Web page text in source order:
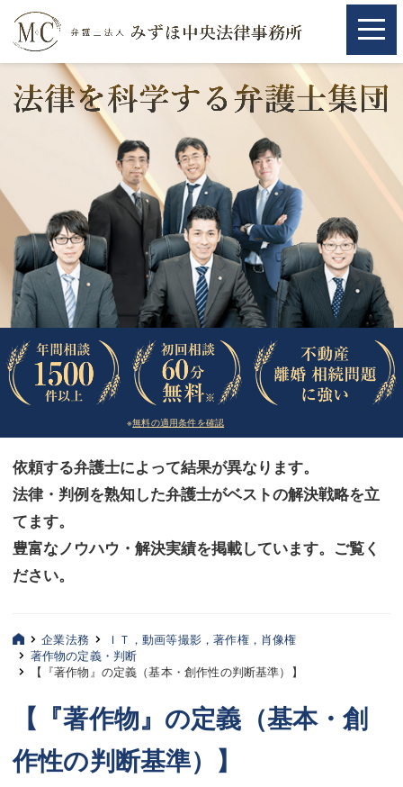
ホーム
相続・遺言
離婚（夫婦間トラブル）
企業法務
労働問題（解雇，残業等）
刑事弁護
交通事故
法律相談など（その他）
お客様へ
みずほ中央の特長・実質編
みずほ中央の特長・形式編
三平 聡史
坂本 陽一
桶川 聡
※無料の適用条件を確認
依頼する弁護士によって結果が異なります。
法律・判例を熟知した弁護士がベストの解決戦略を立
てます。
豊富なノウハウ・解決実績を掲載しています。ご覧く
ださい。
ホーム
相続・遺言
離婚（夫婦間トラブル）
企業法務
労働問題（解雇，残業等）
刑事弁護
交通事故
法律相談など（その他）
お客様へ
みずほ中央の特長・実質編
みずほ中央の特長・形式編
三平 聡史
坂本 陽一
桶川 聡
企業法務
ＩＴ，動画等撮影，著作権，肖像権
著作物の定義・判断
【『著作物』の定義（基本・創作性の判断基準）】
【『著作物』の定義（基本・創
作性の判断基準）】